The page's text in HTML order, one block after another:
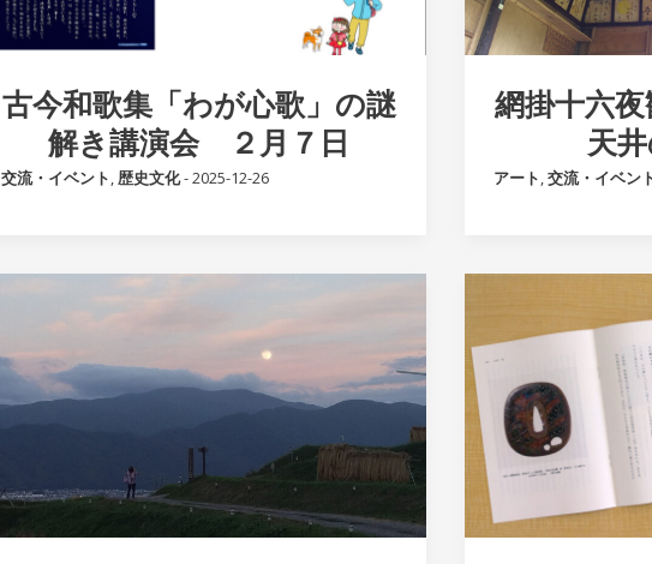
古今和歌集「わが心歌」の謎
解き講演会 ２月７日
交流・イベント,歴史文化-2025-12-26
網掛十六
天
アート,交流・イベン